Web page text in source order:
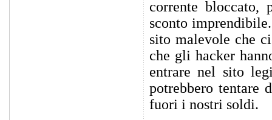
corrente bloccato,
sconto
sito malevole che
che gli hacker
entrare nel sito
potrebbero tentare
fuori i nostri soldi.